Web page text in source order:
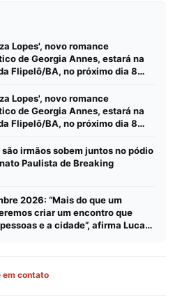
Lopes', novo romance
de Georgia Annes, estará na
Flipelô/BA, no próximo dia 8
Lopes', novo romance
de Georgia Annes, estará na
Flipelô/BA, no próximo dia 8
irmãos sobem juntos no pódio
Paulista de Breaking
2026: “Mais do que um
criar um encontro que
e a cidade”, afirma Lucas
em contato